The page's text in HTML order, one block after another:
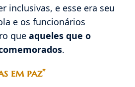
inclusivas, e esse era seu
e os funcionários
queaqueles que o
.
em paz”